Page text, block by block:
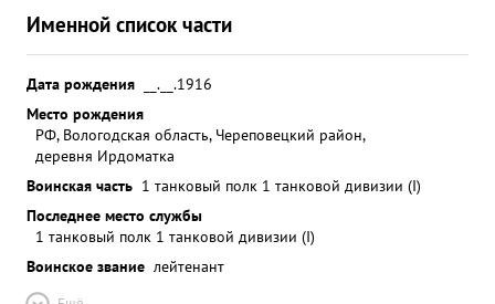
Именной список части
Дата рождения
__.__.1916
Место рождения
РФ, Вологодская область, Череповецкий район,
деревня Ирдоматка
Воинская часть 1 танковый полк 1 танковой дивизии (I)
Последнее место службы
1 танковый полк 1 танковой дивизии (I)
Воинское звание лейтенант